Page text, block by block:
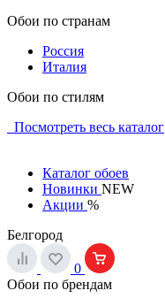
Обои по странам
Россия
Италия
Обои по стилям
Посмотреть весь каталог
Каталог обоев
Новинки NEW
Акции %
Белгород
0
Обои по брендам